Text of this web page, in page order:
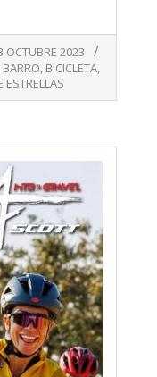
OCTUBRE 2023
BARRO, BICICLETA,
ESTRELLAS